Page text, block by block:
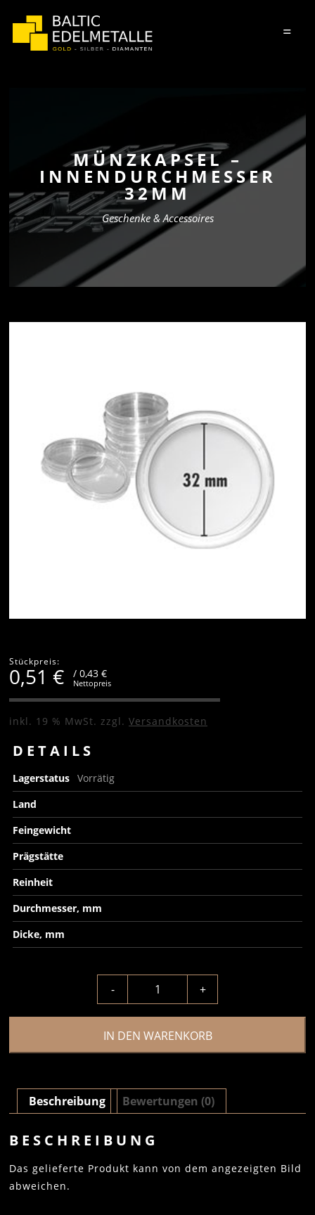
=
MÜNZKAPSEL –
INNENDURCHMESSER
32MM
Geschenke & Accessoires
Stückpreis:
0,51 € / 0,43 €
Nettopreis
inkl. 19 % MwSt. zzgl. Versandkosten
DETAILS
Lagerstatus Vorrätig
Land
Feingewicht
Prägstätte
Reinheit
Durchmesser, mm
Dicke, mm
- +
IN DEN WARENKORB
Beschreibung Bewertungen (0)
BESCHREIBUNG
Das gelieferte Produkt kann von dem angezeigten Bild
abweichen.